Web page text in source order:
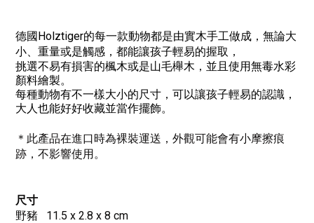
德國Holztiger的每一款動物都是由實木手工做成，無論大
小、重量或是觸感，都能讓孩子輕易的握取，
挑選不易有損害的楓木或是山毛櫸木， 並且使用無毒水彩
顏料繪製。
每種動物有不一樣大小的尺寸，可以讓孩子輕易的認識，
大人也能好好收藏並當作擺飾。
＊此產品在進口時為裸裝運送，外觀可能會有小摩擦痕
跡，不影響使用。
尺寸
野豬 11.5 x 2.8 x 8 cm